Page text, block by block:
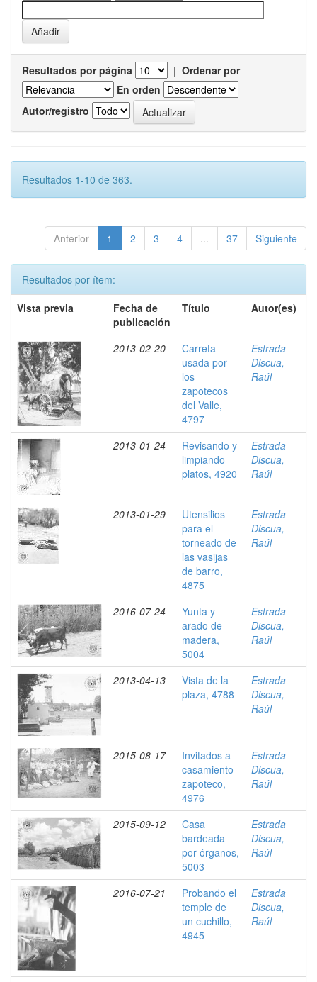
Resultados por página | Ordenar por
En orden
Autor/registro
Resultados 1-10 de 363.
Anterior 1 2 3 4 ... 37 Siguiente
Resultados por ítem:
Vista previa
Fecha de
publicación
Título Autor(es)
2013-02-20
Carreta
usada por
los
zapotecos
del Valle,
4797
Estrada
Discua,
Raúl
2013-01-24
Revisando y
limpiando
platos, 4920
Estrada
Discua,
Raúl
2013-01-29
Utensilios
para el
torneado de
las vasijas
de barro,
4875
Estrada
Discua,
Raúl
2016-07-24
Yunta y
arado de
madera,
5004
Estrada
Discua,
Raúl
2013-04-13
Vista de la
plaza, 4788
Estrada
Discua,
Raúl
2015-08-17
Invitados a
casamiento
zapoteco,
4976
Estrada
Discua,
Raúl
2015-09-12
Casa
bardeada
por órganos,
5003
Estrada
Discua,
Raúl
2016-07-21
Probando el
temple de
un cuchillo,
4945
Estrada
Discua,
Raúl